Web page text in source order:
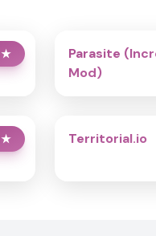
★
Parasite
Mod)
★ Territorial.io